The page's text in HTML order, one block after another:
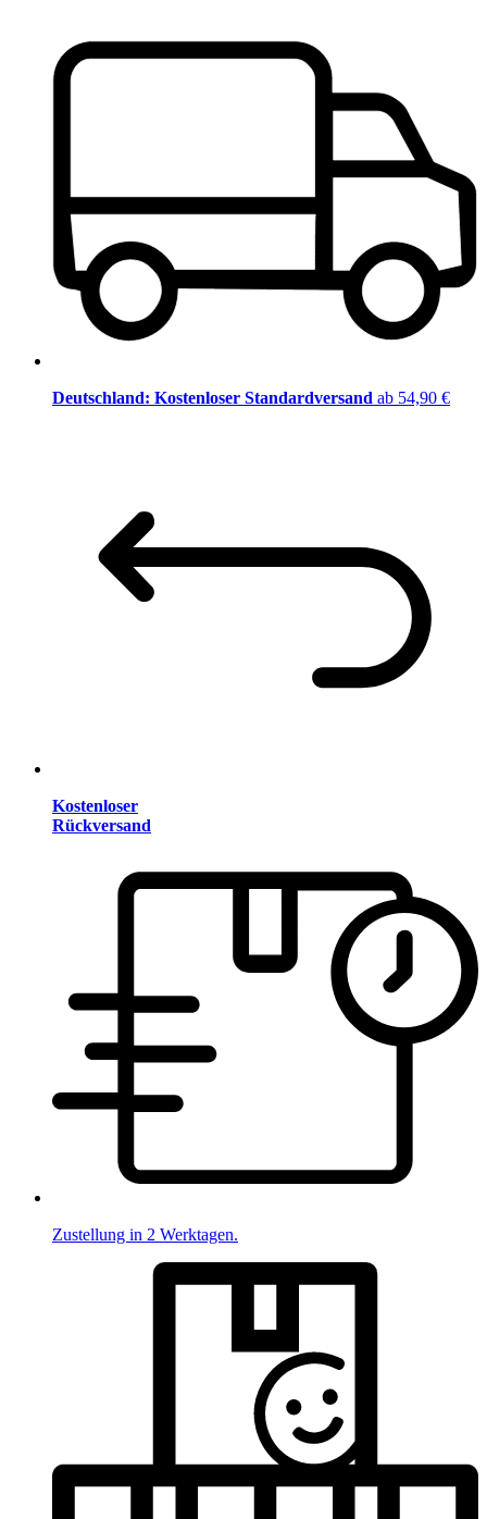
Deutschland: Kostenloser Standardversand ab 54,90 €
Kostenloser
Rückversand
Zustellung in 2 Werktagen.